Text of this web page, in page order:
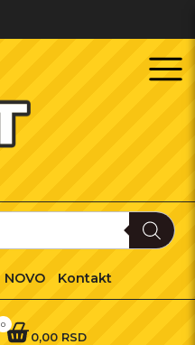
NOVO Kontakt
0,00 RSD
0